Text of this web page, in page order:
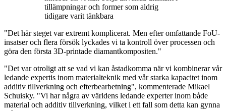
tillämpningar och former som aldrig
tidigare varit tänkbara
"Det här steget var extremt komplicerat. Men efter omfattande FoU-
insatser och flera försök lyckades vi ta kontroll över processen och
göra den första 3D-printade diamantkompositen."
"Det var otroligt att se vad vi kan åstadkomma när vi kombinerar vår
ledande expertis inom materialteknik med vår starka kapacitet inom
additiv tillverkning och efterbearbetning", kommenterade Mikael
Schuisky. "Vi har några av världens ledande experter inom både
material och additiv tillverkning, vilket i ett fall som detta kan gynna